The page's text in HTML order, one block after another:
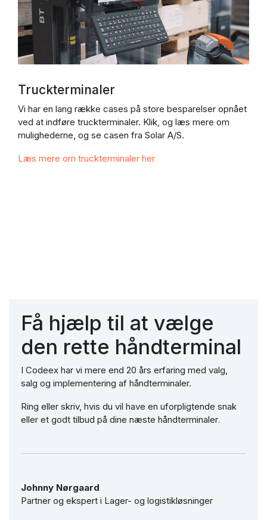
Truckterminaler
Vi har en lang række cases på store besparelser opnået
ved at indføre truckterminaler. Klik, og læs mere om
mulighederne, og se casen fra Solar A/S.
Læs mere om truckterminaler her
Få hjælp til at vælge
den rette håndterminal
I Codeex har vi mere end 20 års erfaring med valg,
salg og implementering af håndterminaler.
Ring eller skriv, hvis du vil have en uforpligtende snak
eller et godt tilbud på dine næste håndterminaler.
Johnny Nørgaard
Partner og ekspert i Lager- og logistikløsninger